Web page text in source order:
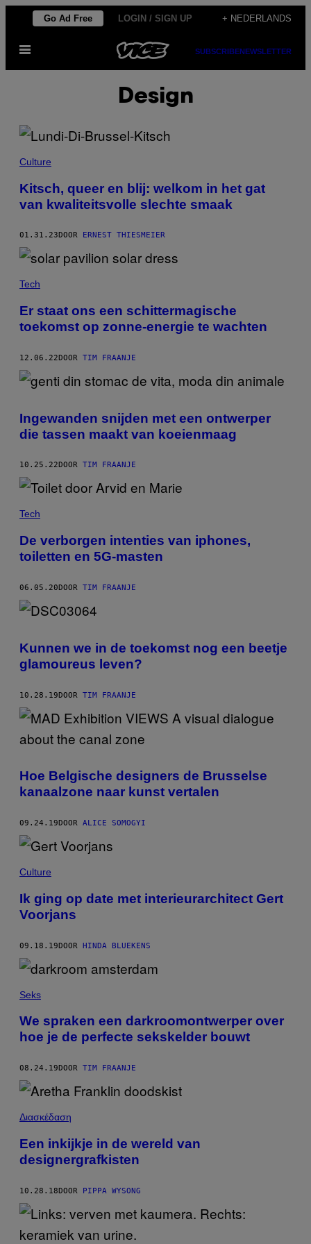
de
Go Ad Free LOGIN / SIGN UP + NEDERLANDS
Open
SUBSCRIBENEWSLETTER
Design
Culture
Kitsch, queer en blij: welkom in het gat
van kwaliteitsvolle slechte smaak
01.31.23 DOOR ERNEST THIESMEIER
Tech
Er staat ons een schittermagische
toekomst op zonne-energie te wachten
12.06.22DOOR TIM FRAANJE
Ingewanden snijden met een ontwerper
die tassen maakt van koeienmaag
10.25.22 DOOR TIM FRAANJE
Tech
De verborgen intenties van iphones,
toiletten en 5G-masten
06.05.20DOOR TIM FRAANJE
Kunnen we in de toekomst nog een beetje
glamoureus leven?
10.28.19DOOR TIM FRAANJE
Hoe Belgische designers de Brusselse
kanaalzone naar kunst vertalen
09.24.19 DOOR ALICE SOMOGYI
Culture
Ik ging op date met interieurarchitect Gert
Voorjans
09.18.19DOOR HINDA BLUEKENS
Seks
We spraken een darkroomontwerper over
hoe je de perfecte sekskelder bouwt
08.24.19 DOOR TIM FRAANJE
Διασκέδαση
Een inkijkje in de wereld van
designergrafkisten
10.28.18DOOR PIPPA WYSONG